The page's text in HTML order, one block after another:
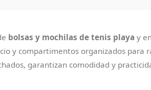
bolsas y mochilas de tenis playa y
y compartimentos organizados para
garantizan comodidad y